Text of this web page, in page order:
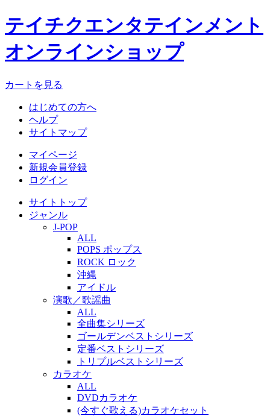
テイチクエンタテインメント
オンラインショップ
カートを見る
はじめての方へ
ヘルプ
サイトマップ
マイページ
新規会員登録
ログイン
サイトトップ
ジャンル
J-POP
ALL
POPS ポップス
ROCK ロック
沖縄
アイドル
演歌／歌謡曲
ALL
全曲集シリーズ
ゴールデンベストシリーズ
定番ベストシリーズ
トリプルベストシリーズ
カラオケ
ALL
DVDカラオケ
(今すぐ歌える)カラオケセット